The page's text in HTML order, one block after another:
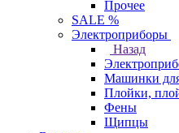
Прочее
SALE %
Электроприборы
Назад
Машинки
Плойки,
Фены
Щипцы